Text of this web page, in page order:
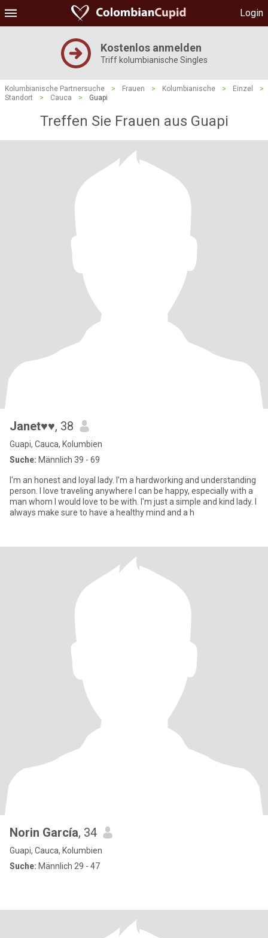
Login
Kostenlos anmelden
Triff kolumbianische Singles
Kolumbianische Partnersuche > Frauen > Kolumbianische > Einzel
>
Standort
> Cauca > Guapi
Treffen Sie Frauen aus Guapi
Janet♥♥, 38
Guapi, Cauca, Kolumbien
Suche: Männlich 39 - 69
I'm an honest and loyal lady. I'm a hardworking and understanding
person. I love traveling anywhere I can be happy, especially with a
man whom I would love to be with. I'm just a simple and kind lady. I
always make sure to have a healthy mind and a h
Norin García, 34
Guapi, Cauca, Kolumbien
Suche: Männlich 29 - 47